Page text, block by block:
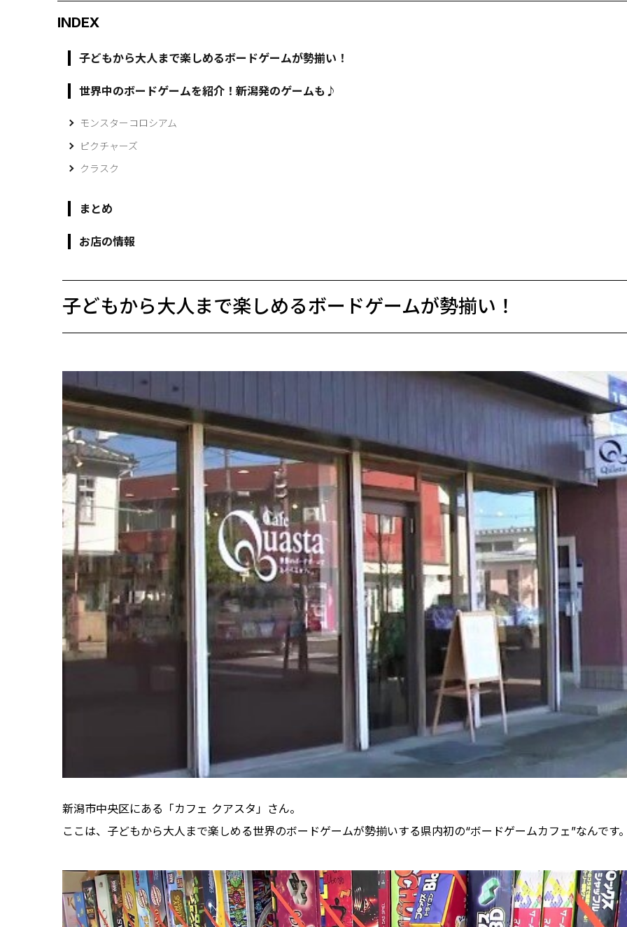
INDEX
子どもから大人まで楽しめるボードゲームが勢揃い！
世界中のボードゲームを紹介！新潟発のゲームも♪
モンスターコロシアム
ピクチャーズ
クラスク
まとめ
お店の情報
子どもから大人まで楽しめるボードゲームが勢揃い！
新潟市中央区にある「カフェ クアスタ」さん。
ここは、子どもから大人まで楽しめる世界のボードゲームが勢揃いする県内初の“ボードゲームカフェ”なんです